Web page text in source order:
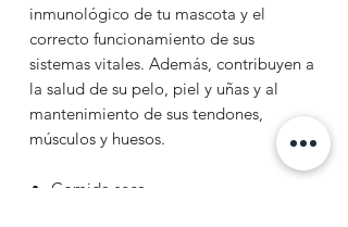
inmunológico de tu mascota y el
correcto funcionamiento de sus
sistemas vitales. Además, contribuyen a
la salud de su pelo, piel y uñas y al
mantenimiento de sus tendones,
músculos y huesos.
Comida seca.